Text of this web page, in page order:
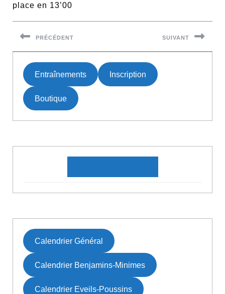
place en 13’00
Navigation
de
l’article
PRÉCÉDENT
post:
SUIVANT
post:
Entraînements Inscription
Boutique
Calendrier Général
Calendrier Benjamins-Minimes
Calendrier Eveils-Poussins